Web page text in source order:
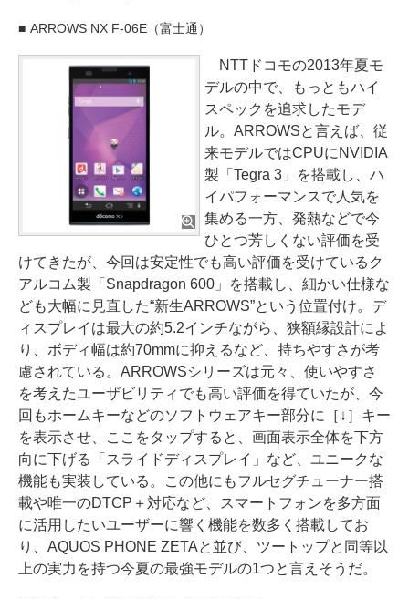
ARROWS NX F-06E（富士通）
NTTドコモの2013年夏モ
デルの中で、もっともハイ
スペックを追求したモデ
ル。ARROWSと言えば、従
来モデルではCPUにNVIDIA
製「Tegra 3」を搭載し、ハ
イパフォーマンスで人気を
集める一方、発熱などで今
ひとつ芳しくない評価を受
けてきたが、今回は安定性でも高い評価を受けているク
アルコム製「Snapdragon 600」を搭載し、細かい仕様な
ども大幅に見直した“新生ARROWS”という位置付け。デ
ィスプレイは最大の約5.2インチながら、狭額縁設計によ
り、ボディ幅は約70mmに抑えるなど、持ちやすさが考
慮されている。ARROWSシリーズは元々、使いやすさ
を考えたユーザビリティでも高い評価を得ていたが、今
回もホームキーなどのソフトウェアキー部分に［↓］キー
を表示させ、ここをタップすると、画面表示全体を下方
向に下げる「スライドディスプレイ」など、ユニークな
機能も実装している。この他にもフルセグチューナー搭
載や唯一のDTCP＋対応など、スマートフォンを多方面
に活用したいユーザーに響く機能を数多く搭載してお
り、AQUOS PHONE ZETAと並び、ツートップと同等以
上の実力を持つ今夏の最強モデルの1つと言えそうだ。